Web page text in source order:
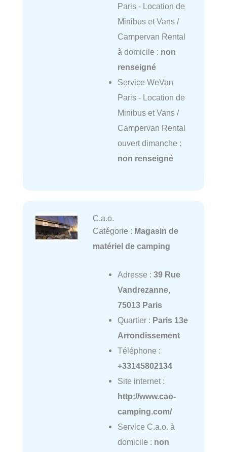
Paris - Location de
Minibus et Vans /
Campervan Rental
à domicile : non
renseigné
Service WeVan
Paris - Location de
Minibus et Vans /
Campervan Rental
ouvert dimanche :
non renseigné
C.a.o.
Catégorie : Magasin de
matériel de camping
Adresse : 39 Rue
Vandrezanne,
75013 Paris
Quartier : Paris 13e
Arrondissement
Téléphone :
+33145802134
Site internet :
http://www.cao-
camping.com/
Service C.a.o. à
domicile : non